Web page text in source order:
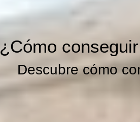
¿Cómo
Descubre cómo